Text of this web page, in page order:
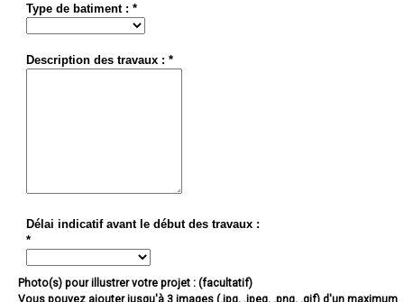
Type de batiment : *
Description des travaux : *
Délai indicatif avant le début des travaux :
*
Photo(s) pour illustrer votre projet : (facultatif)